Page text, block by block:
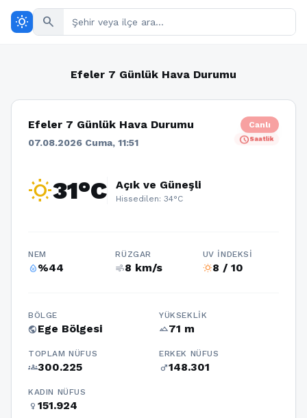
wb_sunny search
Efeler 7 Günlük Hava Durumu
Efeler 7 Günlük Hava Durumu
07.08.2026 Cuma, 11:51
Canlı
scheduleSaatlik
wb_sunny31°C Açık ve Güneşli
Hissedilen: 34°C
NEM
humidity_percentage%44
RÜZGAR
air8 km/s
UV İNDEKSI
wb_sunny8 / 10
BÖLGE
publicEge Bölgesi
YÜKSEKLIK
terrain71 m
TOPLAM NÜFUS
groups300.225
ERKEK NÜFUS
male148.301
KADIN NÜFUS
female 151.924